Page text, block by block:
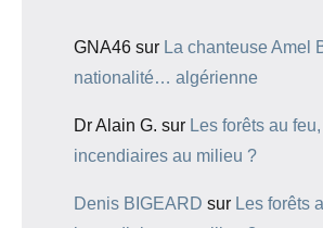
GNA46 sur La chanteuse Amel
nationalité… algérienne
Dr Alain G. sur Les forêts au
incendiaires au milieu ?
Denis BIGEARD sur Les forêts